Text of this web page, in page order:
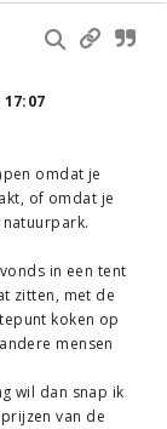
17:07
omdat je
of omdat je
in een tent
zitten, met de
koken op
mensen
wil dan snap ik
van de